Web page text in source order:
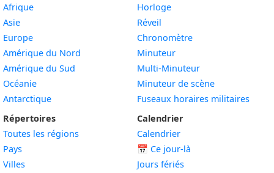
Afrique
Asie
Europe
Amérique du Nord
Amérique du Sud
Océanie
Antarctique
Répertoires
Toutes les régions
Pays
Villes
Horloge
Réveil
Chronomètre
Minuteur
Multi-Minuteur
Minuteur de scène
Fuseaux horaires militaires
Calendrier
Calendrier
📅 Ce jour-là
Jours fériés